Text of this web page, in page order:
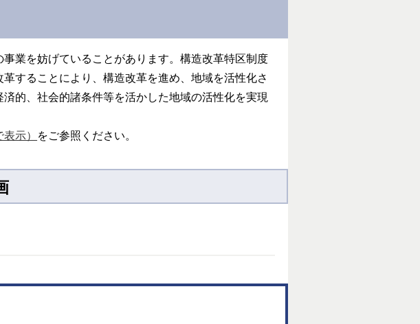
業を妨げていることがあります。構造改革特区制度
することにより、構造改革を進め、地域を活性化さ
的、社会的諸条件等を活かした地域の活性化を実現
示） をご参照ください。